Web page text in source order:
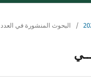
/ البحوث المنشورة في العدد